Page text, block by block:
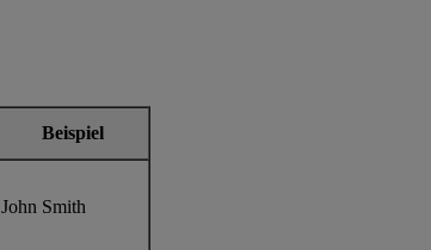
Beispiel
John Smith